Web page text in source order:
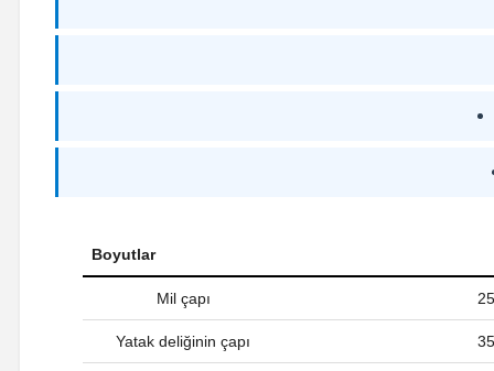
Boyutlar
Mil çapı
Yatak deliğinin çapı